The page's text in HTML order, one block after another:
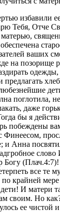
Тебя, Отче
ваших
на
предлагать
поглотила,
даже
бы я
побеждены
Финеесом,
и Анна
все
крайней
И матери
своим. Но
ее чистой